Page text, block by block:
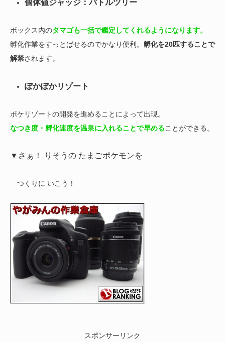
個体値ジャッジ：バトルツリー
ボックス内のタマゴも一括で鑑定してくれるようになります。
孵化作業をすっとばせるのでかなり便利。 孵化を20匹することで
解禁されます。
ぽかぽかリゾート
ポケリゾートの開発を進めることによって出現。
なつき度・孵化速度を温泉に入れることで早めることができる。
▼さぁ！ りそうの たまごポケモンを
つくりに いこう！
スポンサーリンク